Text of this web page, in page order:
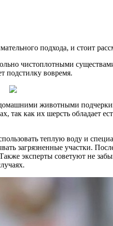
подхода, и стоит
чистоплотными
подстилку вовремя.
животными
так как их шерсть обладает
теплую воду и
загрязненные участки.
эксперты советуют не